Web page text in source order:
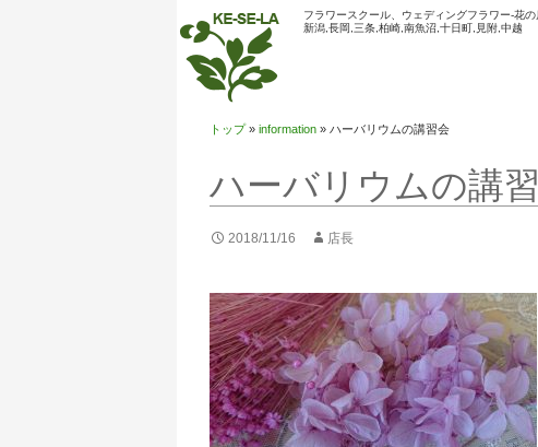
フラワースクール、ウェディングフラワー-花
新潟,長岡,三条,柏崎,南魚沼,十日町,見附,中越
索
トップ» information » ハーバリウムの講習会
ハーバリウムの講
2018/11/16 店長